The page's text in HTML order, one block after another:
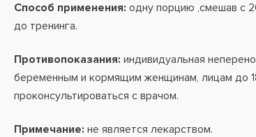
Способ применения: одну порцию ,смешав с
до тренинга.
Противопоказания: индивидуальная
беременным и кормящим женщинам, лицам до
проконсультироваться с врачом.
Примечание: не является лекарством.